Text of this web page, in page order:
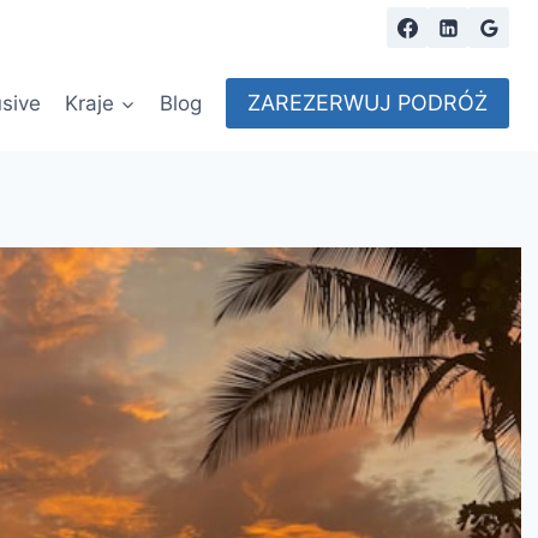
Kraje Blog ZAREZERWUJ PODRÓŻ